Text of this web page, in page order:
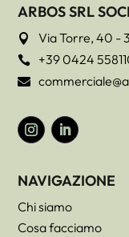
ARBOS SRL
 Via Torre, 40 -
 +39 0424

NAVIGAZIONE
Chi siamo
Cosa facciamo